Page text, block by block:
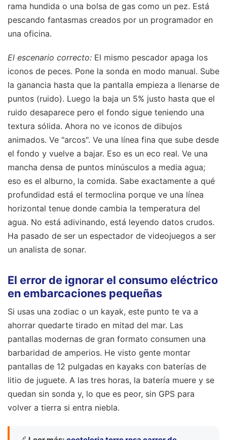
rama hundida o una bolsa de gas como un pez. Está
pescando fantasmas creados por un programador en
una oficina.
El escenario correcto: El mismo pescador apaga los
iconos de peces. Pone la sonda en modo manual. Sube
la ganancia hasta que la pantalla empieza a llenarse de
puntos (ruido). Luego la baja un 5% justo hasta que el
ruido desaparece pero el fondo sigue teniendo una
textura sólida. Ahora no ve iconos de dibujos
animados. Ve "arcos". Ve una línea fina que sube desde
el fondo y vuelve a bajar. Eso es un eco real. Ve una
mancha densa de puntos minúsculos a media agua;
eso es el alburno, la comida. Sabe exactamente a qué
profundidad está el termoclina porque ve una línea
horizontal tenue donde cambia la temperatura del
agua. No está adivinando, está leyendo datos crudos.
Ha pasado de ser un espectador de videojuegos a ser
un analista de sonar.
El error de ignorar el consumo eléctrico
en embarcaciones pequeñas
Si usas una zodiac o un kayak, este punto te va a
ahorrar quedarte tirado en mitad del mar. Las
pantallas modernas de gran formato consumen una
barbaridad de amperios. He visto gente montar
pantallas de 12 pulgadas en kayaks con baterías de
litio de juguete. A las tres horas, la batería muere y se
quedan sin sonda y, lo que es peor, sin GPS para
volver a tierra si entra niebla.